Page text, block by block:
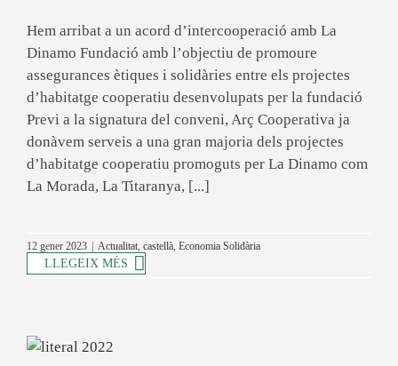
Hem arribat a un acord d’intercooperació amb La
Dinamo Fundació amb l’objectiu de promoure
assegurances ètiques i solidàries entre els projectes
d’habitatge cooperatiu desenvolupats per la fundació
Previ a la signatura del conveni, Arç Cooperativa ja
donàvem serveis a una gran majoria dels projectes
d’habitatge cooperatiu promoguts per La Dinamo com
La Morada, La Titaranya, [...]
12 gener 2023 Actualitat, castellà, Economia Solidària
LLEGEIX MÉS